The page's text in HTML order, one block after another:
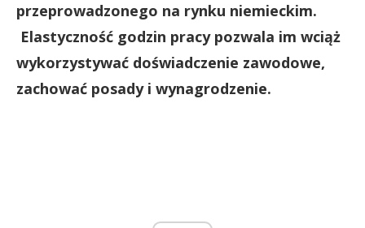
przeprowadzonego na rynku niemieckim.
Elastyczność godzin pracy pozwala im wciąż
wykorzystywać doświadczenie zawodowe,
zachować posady i wynagrodzenie.